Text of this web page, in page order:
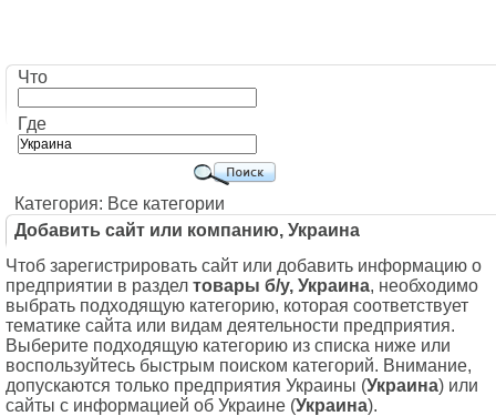
Что
Где
Категория: Все категории
Добавить сайт или компанию, Украина
Чтоб зарегистрировать сайт или добавить информацию о
предприятии в раздел товары б/у, Украина, необходимо
выбрать подходящую категорию, которая соответствует
тематике сайта или видам деятельности предприятия.
Выберите подходящую категорию из списка ниже или
воспользуйтесь быстрым поиском категорий. Внимание,
допускаются только предприятия Украины (Украина) или
сайты с информацией об Украине (Украина).